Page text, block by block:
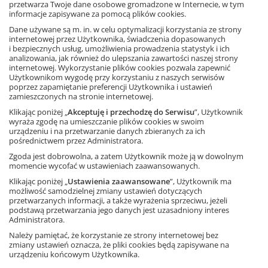
Książka
Edukacja wczesnoszkolna, matematyka,szkoła podstawowa
144 strony
ISBN: 9788381181457
szczegółowych planów zajęć z zakresu edukacji
matematycznej (z elementami innych edukacji).
Inni klienci kupili także
Lokomotywa 2. Matematyka.
Podręcznik
Lokomotywa 2. Kartonikowa
wyprawka. Edukacja
Ta strona używa plików cookies.
Akceptuję
Dowiedz się więcej
przetwarza Twoje dane osobowe gromadzone w Internecie, w tym
informacje zapisywane za pomocą plików cookies.
Dane używane są m. in. w celu optymalizacji korzystania ze strony
internetowej przez Użytkownika, świadczenia dopasowanych
i bezpiecznych usług, umożliwienia prowadzenia statystyk i ich
analizowania, jak również do ulepszania zawartości naszej strony
internetowej. Wykorzystanie plików cookies pozwala zapewnić
Użytkownikom wygodę przy korzystaniu z naszych serwisów
poprzez zapamiętanie preferencji Użytkownika i ustawień
zamieszczonych na stronie internetowej.
Klikając poniżej „Akceptuję i przechodzę do Serwisu”, Użytkownik
wyraża zgodę na umieszczanie plików cookies w swoim
urządzeniu i na przetwarzanie danych zbieranych za ich
pośrednictwem przez Administratora.
Zgoda jest dobrowolna, a zatem Użytkownik może ją w dowolnym
momencie wycofać w ustawieniach zaawansowanych.
Klikając poniżej „Ustawienia zaawansowane”, Użytkownik ma
możliwość samodzielnej zmiany ustawień dotyczących
przetwarzanych informacji, a także wyrażenia sprzeciwu, jeżeli
podstawą przetwarzania jego danych jest uzasadniony interes
Administratora.
Należy pamiętać, że korzystanie ze strony internetowej bez
zmiany ustawień oznacza, że pliki cookies będą zapisywane na
urządzeniu końcowym Użytkownika.